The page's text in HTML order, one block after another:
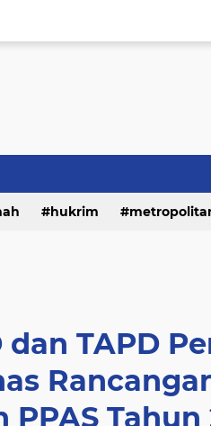
hukrim
dan TAPD
PPAS Tahun